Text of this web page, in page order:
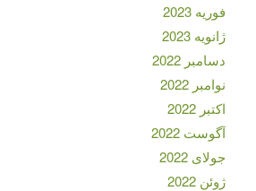
فوریه 2023
ژانویه 2023
دسامبر 2022
نوامبر 2022
اکتبر 2022
آگوست 2022
جولای 2022
ژوئن 2022